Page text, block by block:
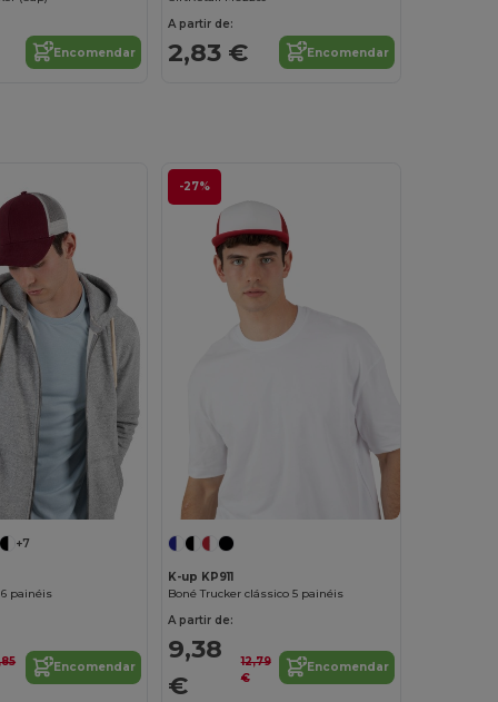
Encomendar
A partir de:
2,83 € Encomendar
+7
6 painéis
Encomendar
-27%
K-up KP911
Boné Trucker clássico 5 painéis
A partir de:
9,38
€
12,79
€
Encomendar